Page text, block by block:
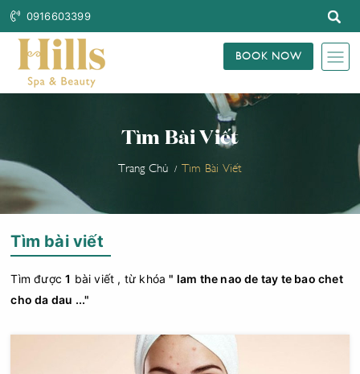
0916603399
BOOK NOW
Tìm Bài Viết
Trang Chủ Tìm Bài Viết
Tìm bài viết
Tìm được1 bài viết , từ khóa" lam the nao de tay te bao chet
cho da dau ..."